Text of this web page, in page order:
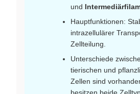
und
Hauptfunktionen:
intrazellulärer
Zellteilung.
Unterschiede
tierischen und
Zellen sind